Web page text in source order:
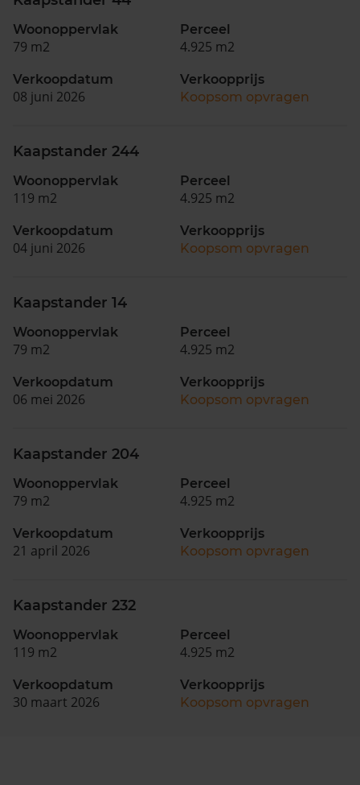
Woonoppervlak
79 m2
Perceel
4.925 m2
Verkoopdatum
08 juni 2026
Verkoopprijs
Koopsom opvragen
Kaapstander 244
Woonoppervlak
119 m2
Perceel
4.925 m2
Verkoopdatum
04 juni 2026
Verkoopprijs
Koopsom opvragen
Kaapstander 14
Woonoppervlak
79 m2
Perceel
4.925 m2
Verkoopdatum
06 mei 2026
Verkoopprijs
Koopsom opvragen
Kaapstander 204
Woonoppervlak
79 m2
Perceel
4.925 m2
Verkoopdatum
21 april 2026
Verkoopprijs
Koopsom opvragen
Kaapstander 232
Woonoppervlak
119 m2
Perceel
4.925 m2
Verkoopdatum
30 maart 2026
Verkoopprijs
Koopsom opvragen